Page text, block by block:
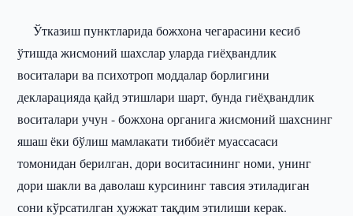
Ўтказиш пунктларида божхона чегарасини кесиб
ўтишда жисмоний шахслар уларда гиёҳвандлик
воситалари ва психотроп моддалар борлигини
декларацияда қайд этишлари шарт, бунда гиёҳвандлик
воситалари учун - божхона органига жисмоний шахснинг
яшаш ёки бўлиш мамлакати тиббиёт муассасаси
томонидан берилган, дори воситасининг номи, унинг
дори шакли ва даволаш курсининг тавсия этиладиган
сони кўрсатилган ҳужжат тақдим этилиши керак.